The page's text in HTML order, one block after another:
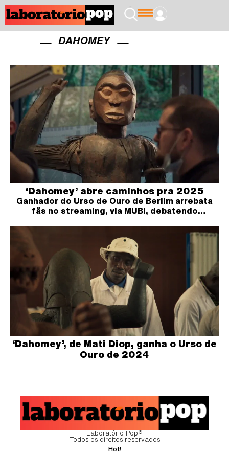
DAHOMEY
‘Dahomey’ abre caminhos pra 2025
Ganhador do Urso de Ouro de Berlim arrebata
fãs no streaming, via MUBI, debatendo
‘Dahomey’, de Mati Diop, ganha o Urso de
Ouro de 2024
Laboratório Pop®
Todos os direitos reservados
Hot!